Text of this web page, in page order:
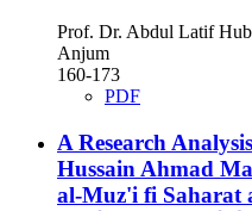
Prof. Dr. Abdul Latif
Anjum
160-173
PDF
A Research
Hussain Ahmad
al-Muz'i fi Saharat